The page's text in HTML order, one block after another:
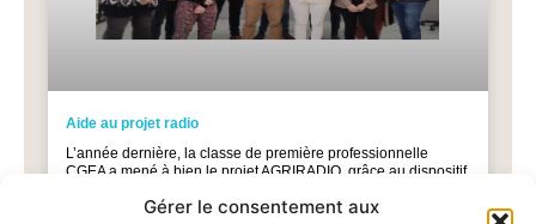
Gérer le consentement aux
Aide au projet radio
L’année dernière, la classe de première professionnelle
CGEA a mené à bien le projet AGRIRADIO, grâce au dispositif